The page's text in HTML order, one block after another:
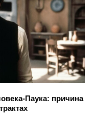
Паука: причина